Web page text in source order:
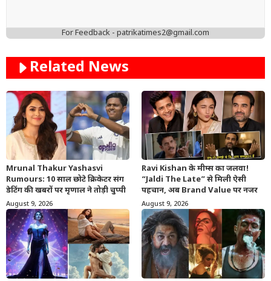
For Feedback - patrikatimes2@gmail.com
Related News
Mrunal Thakur Yashasvi
Rumours: 10 साल छोटे क्रिकेटर संग
डेटिंग की खबरों पर मृणाल ने तोड़ी चुप्पी
August 9, 2026
Ravi Kishan के मीम्स का जलवा!
“Jaldi The Late” से मिली ऐसी
पहचान, अब Brand Value पर नजर
August 9, 2026